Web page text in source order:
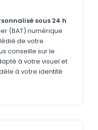
sous 24 h
(BAT) numérique
de votre
conseille sur le
à votre visuel et
à votre identité